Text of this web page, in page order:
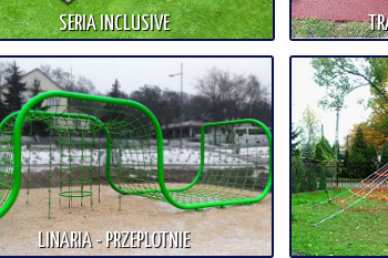
LINARIA - PRZEPLOTNIE
SERIA INCLUSIVE